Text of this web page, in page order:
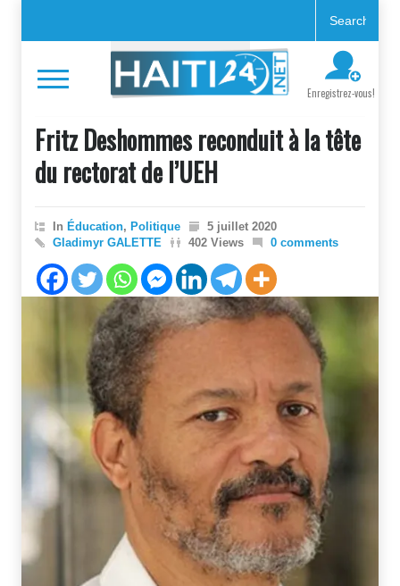
Enregistrez-vous!
Fritz Deshommes reconduit à la tête
du rectorat de l’UEH
In Éducation, Politique
5 juillet 2020
Gladimyr GALETTE
402 Views 0 comments